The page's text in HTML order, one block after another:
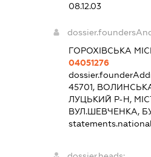
08.12.03
ГОРОХІВСЬКА
04051276
45701,
ЛУЦЬКИЙ Р-Н,
ВУЛ.ШЕВЧЕНКА,